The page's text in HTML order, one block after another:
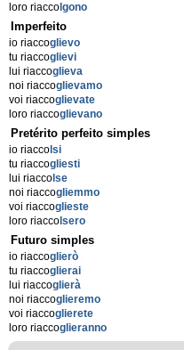
loro riacco lgono
Imperfeito
io riaccoglievo
tu riaccoglievi
lui riaccoglieva
noi riaccoglievamo
voi riaccoglievate
loro riaccoglievano
Pretérito perfeito simples
io riacco lsi
tu riaccogliesti
lui riacco lse
noi riaccogliemmo
voi riaccoglieste
loro riacco lsero
Futuro simples
io riaccoglierò
tu riaccoglierai
lui riaccoglierà
noi riaccoglieremo
voi riaccoglierete
loro riaccoglieranno